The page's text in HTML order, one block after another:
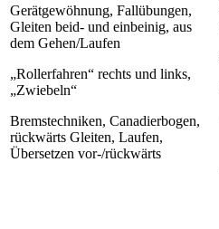
Gerätgewöhnung, Fallübungen,
Gleiten beid- und einbeinig, aus
dem Gehen/Laufen
„Rollerfahren“ rechts und links,
„Zwiebeln“
Bremstechniken, Canadierbogen,
rückwärts Gleiten, Laufen,
Übersetzen vor-/rückwärts